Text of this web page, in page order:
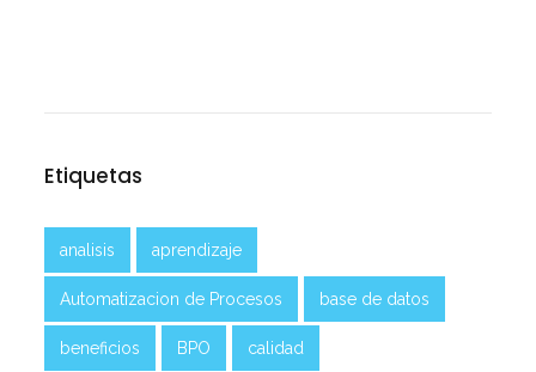
Etiquetas
analisis aprendizaje
Automatizacion de Procesos base de datos
beneficios BPO calidad